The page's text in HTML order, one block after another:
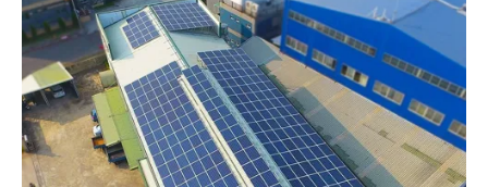
風機。太陽能板替教會省下大筆電費，居民實際感受太陽
能的發電量與效益。2018年，部落正式登記成立達魯瑪克
綠能公司，成為全國第一家部落公民電廠。成立一年多以
來，股東有60人，募集資金60多萬，還沒有達到100萬的
目標。成立公民電廠需要足夠的資金，還要有專職專業的
管理人員，這些對部落來說，是很困難的路程。為了讓原
住民部落與偏遠地區，在發展綠能上能得到更多支持，能